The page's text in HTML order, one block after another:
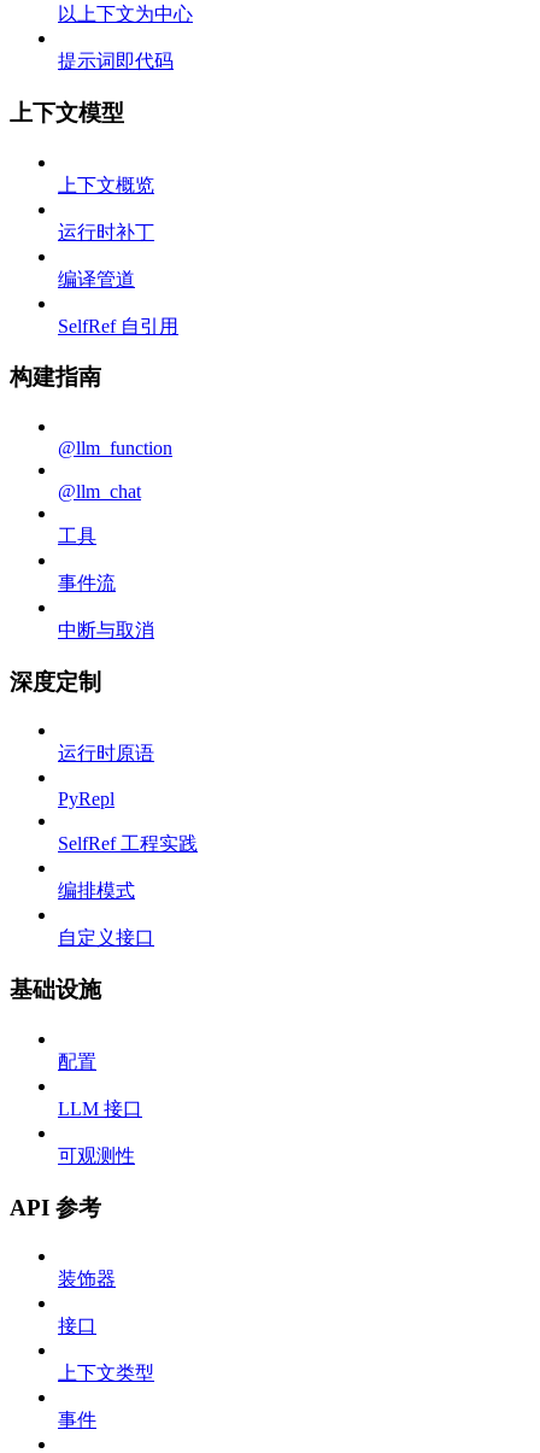
以上下文为中心
提示词即代码
上下文模型
上下文概览
运行时补丁
编译管道
SelfRef 自引用
构建指南
@llm_function
@llm_chat
工具
事件流
中断与取消
深度定制
运行时原语
PyRepl
SelfRef 工程实践
编排模式
自定义接口
基础设施
配置
LLM 接口
可观测性
API 参考
装饰器
接口
上下文类型
事件